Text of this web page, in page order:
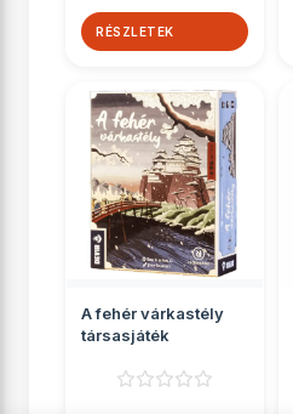
RÉSZLETEK
A fehér várkastély
társasjáték